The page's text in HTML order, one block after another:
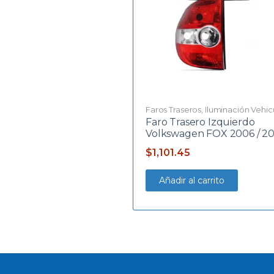
Faros Traseros Iluminación
Faro Trasero Izquierdo
Volkswagen FOX 2006 /
$1,101.45
Añadir al carrito